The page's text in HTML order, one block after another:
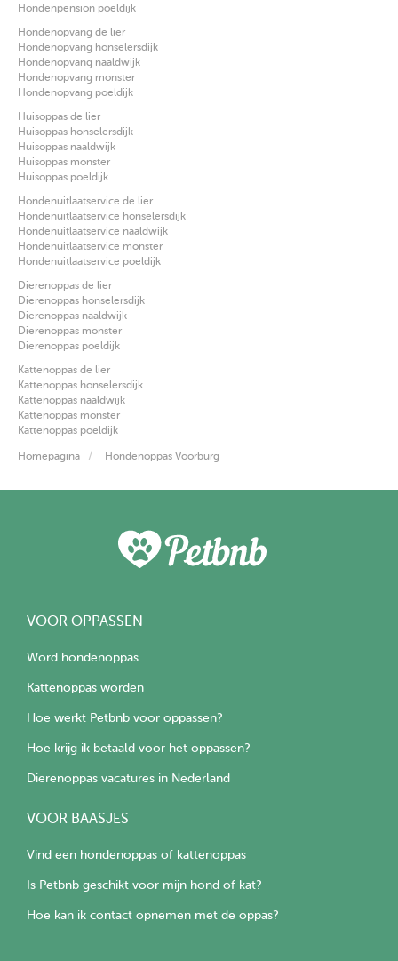
Hondenpension poeldijk
Hondenopvang de lier
Hondenopvang honselersdijk
Hondenopvang naaldwijk
Hondenopvang monster
Hondenopvang poeldijk
Huisoppas de lier
Huisoppas honselersdijk
Huisoppas naaldwijk
Huisoppas monster
Huisoppas poeldijk
Hondenuitlaatservice de lier
Hondenuitlaatservice honselersdijk
Hondenuitlaatservice naaldwijk
Hondenuitlaatservice monster
Hondenuitlaatservice poeldijk
Dierenoppas de lier
Dierenoppas honselersdijk
Dierenoppas naaldwijk
Dierenoppas monster
Dierenoppas poeldijk
Kattenoppas de lier
Kattenoppas honselersdijk
Kattenoppas naaldwijk
Kattenoppas monster
Kattenoppas poeldijk
Homepagina Hondenoppas Voorburg
VOOR OPPASSEN
Word hondenoppas
Kattenoppas worden
Hoe werkt Petbnb voor oppassen?
Hoe krijg ik betaald voor het oppassen?
Dierenoppas vacatures in Nederland
VOOR BAASJES
Vind een hondenoppas of kattenoppas
Is Petbnb geschikt voor mijn hond of kat?
Hoe kan ik contact opnemen met de oppas?